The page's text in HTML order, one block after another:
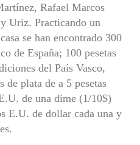
Rafael Marcos
Uriz. Practicando un
se han encontrado 300
de España; 100 pesetas
del País Vasco,
de plata de a 5 pesetas
de una dime (1/10$)
E.U. de dollar cada una y